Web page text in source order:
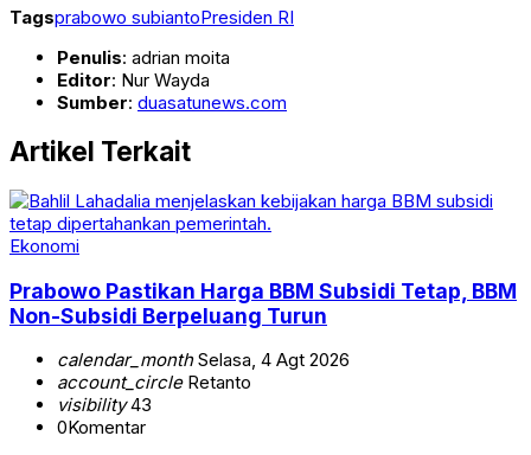
Tagsprabowo subiantoPresiden RI
Penulis: adrian moita
Editor: Nur Wayda
Sumber: duasatunews.com
Artikel Terkait
Ekonomi
Prabowo Pastikan Harga BBM Subsidi Tetap, BBM
Non-Subsidi Berpeluang Turun
calendar_monthSelasa, 4 Agt 2026
account_circleRetanto
visibility43
0Komentar